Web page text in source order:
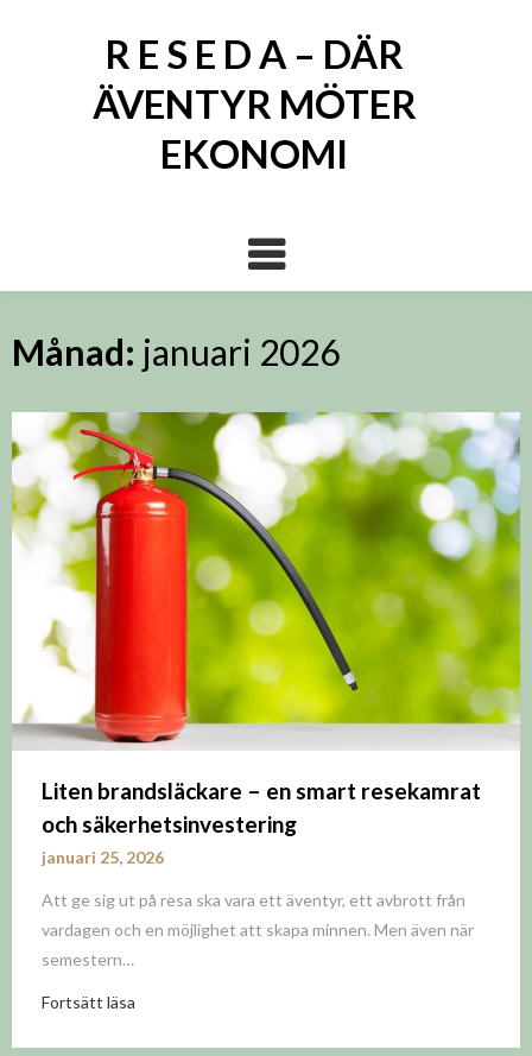
R E S E D A – DÄR
ÄVENTYR MÖTER
EKONOMI
Månad: januari 2026
Liten brandsläckare – en smart resekamrat
och säkerhetsinvestering
januari 25, 2026
Att ge sig ut på resa ska vara ett äventyr, ett avbrott från
vardagen och en möjlighet att skapa minnen. Men även när
semestern…
Fortsätt läsa